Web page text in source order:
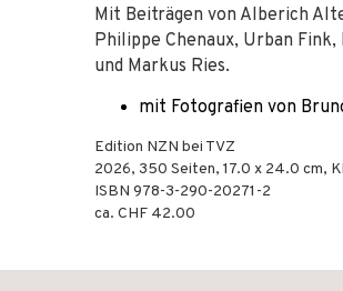
Mit Beiträgen von Alberich
Philippe Chenaux, Urban
und Markus Ries.
mit Fotografien von
Edition NZN bei TVZ
2026, 350 Seiten, 17.0 x 24.0 cm,
ISBN 978-3-290-20271-2
ca. CHF 42.00